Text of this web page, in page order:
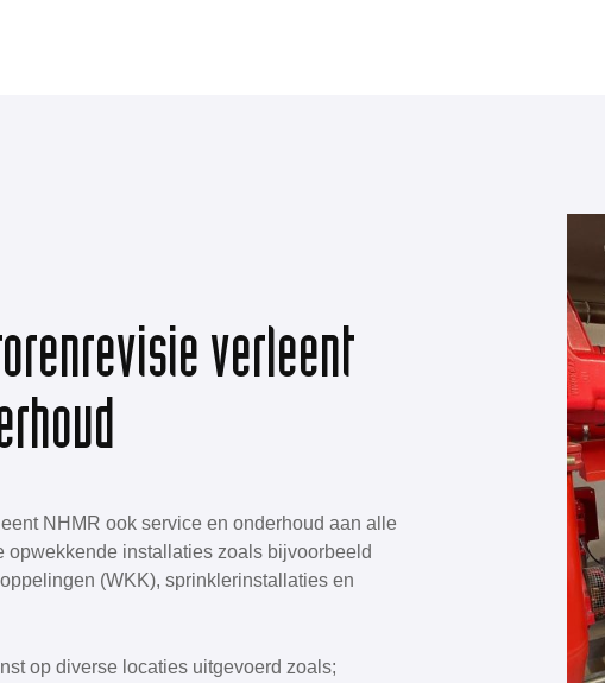
verleent
NHMR ook service en onderhoud aan alle
installaties zoals bijvoorbeeld
(WKK), sprinklerinstallaties en
op diverse locaties uitgevoerd zoals;